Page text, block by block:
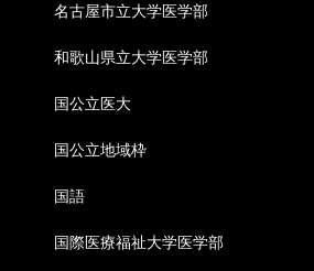
名古屋市立大学医学部
和歌山県立大学医学部
国公立医大
国公立地域枠
国語
国際医療福祉大学医学部